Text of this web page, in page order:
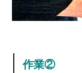
作業②